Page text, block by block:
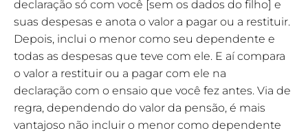
declaração só com você [sem os dados do filho] e
suas despesas e anota o valor a pagar ou a restituir.
Depois, inclui o menor como seu dependente e
todas as despesas que teve com ele. E aí compara
o valor a restituir ou a pagar com ele na
declaração com o ensaio que você fez antes. Via de
regra, dependendo do valor da pensão, é mais
vantajoso não incluir o menor como dependente